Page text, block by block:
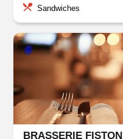
Sandwiches
BRASSERIE FISTON